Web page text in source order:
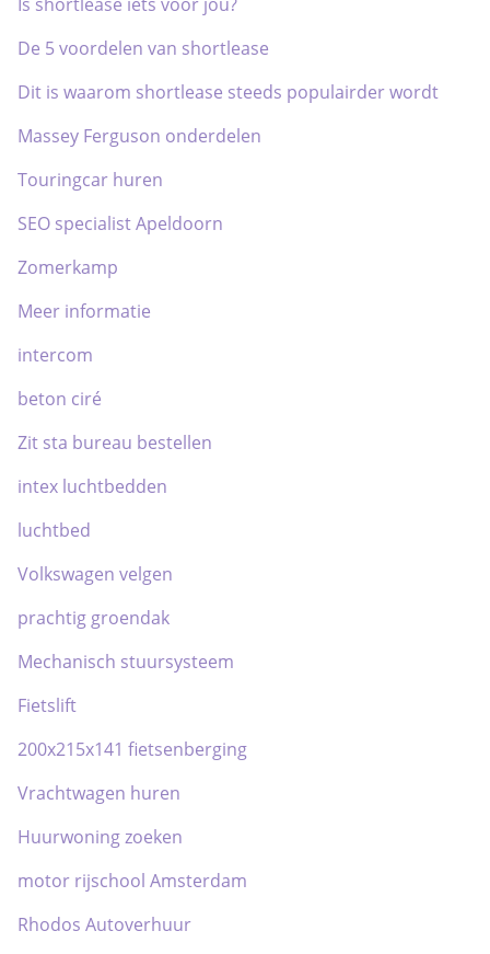
De 5 voordelen van shortlease
Dit is waarom shortlease steeds populairder wordt
Massey Ferguson onderdelen
Touringcar huren
SEO specialist Apeldoorn
Zomerkamp
Meer informatie
intercom
beton ciré
Zit sta bureau bestellen
intex luchtbedden
luchtbed
Volkswagen velgen
prachtig groendak
Mechanisch stuursysteem
Fietslift
200x215x141 fietsenberging
Vrachtwagen huren
Huurwoning zoeken
motor rijschool Amsterdam
Rhodos Autoverhuur